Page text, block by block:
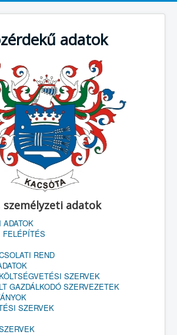
adatok
személyzeti adatok
ADATOK
FELÉPÍTÉS
REND
SZERVEK
GAZDÁLKODÓ SZERVEZETEK
SZERVEK